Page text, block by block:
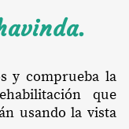
y comprueba la
que
usando la vista